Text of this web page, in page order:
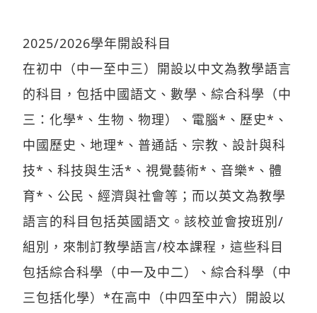
在初中（中一至中三）開設以中文為教學語言
的科目，包括中國語文、數學、綜合科學（中
三：化學*、生物、物理）、電腦*、歷史*、
中國歷史、地理*、普通話、宗教、設計與科
技*、科技與生活*、視覺藝術*、音樂*、體
育*、公民、經濟與社會等；而以英文為教學
語言的科目包括英國語文。該校並會按班別/
組別，來制訂教學語言/校本課程，這些科目
包括綜合科學（中一及中二）、綜合科學（中
三包括化學）*在高中（中四至中六）開設以
中文為教學語言的科目包括中國語文、數學、